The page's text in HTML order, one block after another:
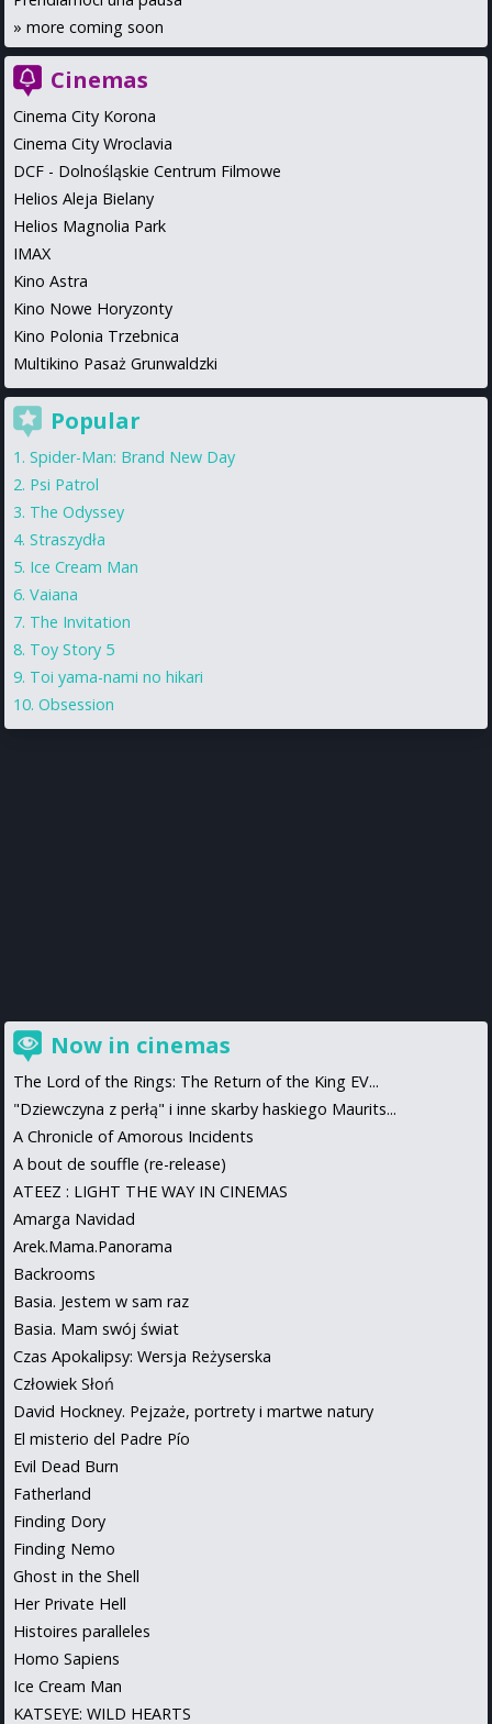
» more coming soon
Cinemas
Cinema City Korona
Cinema City Wroclavia
DCF - Dolnośląskie Centrum Filmowe
Helios Aleja Bielany
Helios Magnolia Park
IMAX
Kino Astra
Kino Nowe Horyzonty
Kino Polonia Trzebnica
Multikino Pasaż Grunwaldzki
Popular
Spider-Man: Brand New Day
Psi Patrol
The Odyssey
Straszydła
Ice Cream Man
Vaiana
The Invitation
Toy Story 5
Toi yama-nami no hikari
Obsession
Now in cinemas
The Lord of the Rings: The Return of the King EV...
"Dziewczyna z perłą" i inne skarby haskiego Maurits...
A Chronicle of Amorous Incidents
A bout de souffle (re-release)
ATEEZ : LIGHT THE WAY IN CINEMAS
Amarga Navidad
Arek.Mama.Panorama
Backrooms
Basia. Jestem w sam raz
Basia. Mam swój świat
Czas Apokalipsy: Wersja Reżyserska
Człowiek Słoń
David Hockney. Pejzaże, portrety i martwe natury
El misterio del Padre Pío
Evil Dead Burn
Fatherland
Finding Dory
Finding Nemo
Ghost in the Shell
Her Private Hell
Histoires paralleles
Homo Sapiens
Ice Cream Man
KATSEYE: WILD HEARTS